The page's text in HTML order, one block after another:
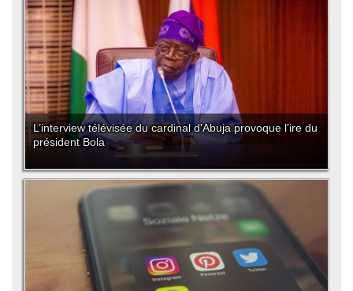
L’interview télévisée du cardinal d'Abuja provoque l'ire du
président Bola